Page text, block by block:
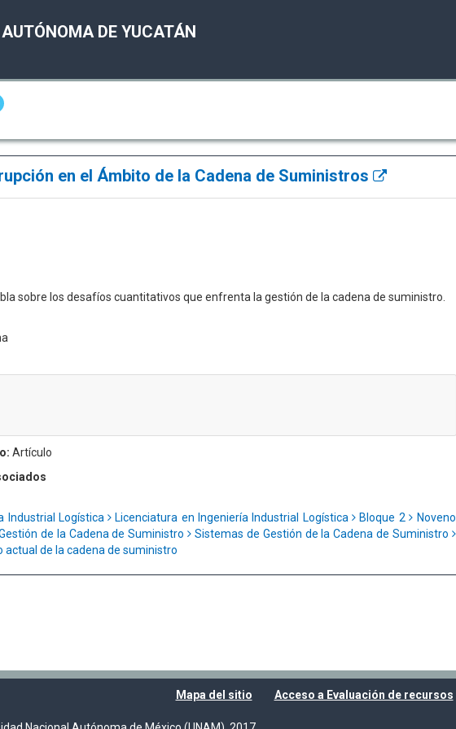
DE YUCATÁN
en el Ámbito de la Cadena de Suministros
sobre los desafíos cuantitativos que enfrenta la gestión de la cadena de suministro.
Artículo
Industrial Logística
Licenciatura en Ingeniería Industrial Logística Bloque 2
Noveno
de la Cadena de Suministro
Sistemas de Gestión de la Cadena de Suministro
de la cadena de suministro
Mapa del sitio Acceso a Evaluación de recursos